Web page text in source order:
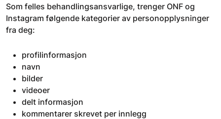
Som felles behandlingsansvarlige, trenger ONF og
Instagram følgende kategorier av personopplysninger
fra deg:
profilinformasjon
navn
bilder
videoer
delt informasjon
kommentarer skrevet per innlegg